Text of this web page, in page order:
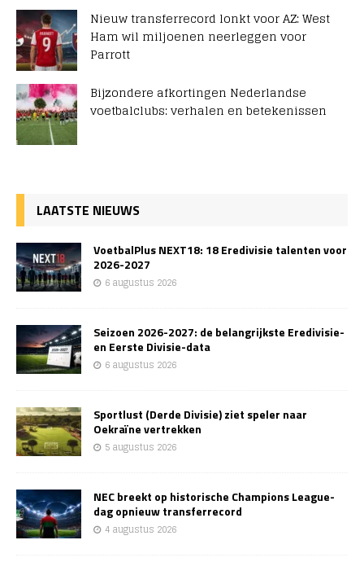
Nieuw transferrecord lonkt voor AZ: West
Ham wil miljoenen neerleggen voor
Parrott
Bijzondere afkortingen Nederlandse
voetbalclubs: verhalen en betekenissen
LAATSTE NIEUWS
VoetbalPlus NEXT18: 18 Eredivisie talenten voor
2026-2027
6 augustus 2026
Seizoen 2026-2027: de belangrijkste Eredivisie-
en Eerste Divisie-data
6 augustus 2026
Sportlust (Derde Divisie) ziet speler naar
Oekraïne vertrekken
5 augustus 2026
NEC breekt op historische Champions League-
dag opnieuw transferrecord
4 augustus 2026